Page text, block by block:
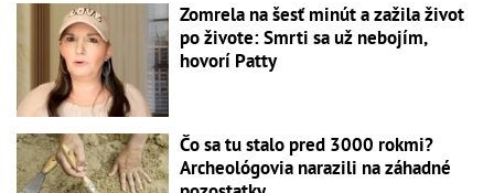
Zomrela na šesť minút a zažila život
po živote: Smrti sa už nebojím,
hovorí Patty
Čo sa tu stalo pred 3000 rokmi?
Archeológovia narazili na záhadné